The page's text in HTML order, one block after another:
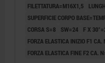
FILETTATURA=M16X1,5
SUPERFICIE CORPO
CORSA S=8
SW=24
F X
FORZA ELASTICA INIZIO F1 CA.
FORZA ELASTICA FINE F2 CA.